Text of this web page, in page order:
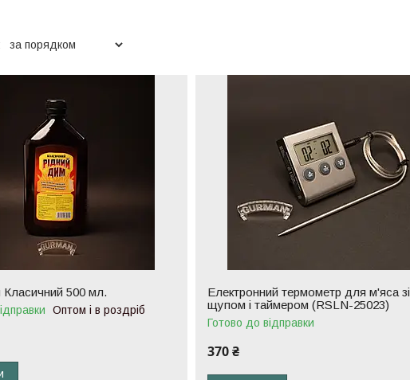
Класичний 500 мл.
Оптом і в роздріб
Електронний термометр для м'яса зі
щупом і таймером (RSLN-25023)
Готово до відправки
370 ₴